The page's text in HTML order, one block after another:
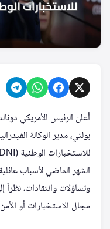
أعلن الرئيس الأمريكي
الشهر الماضي لأسباب
وتساؤلات وانتقادات،
مجال الاستخبارات أو